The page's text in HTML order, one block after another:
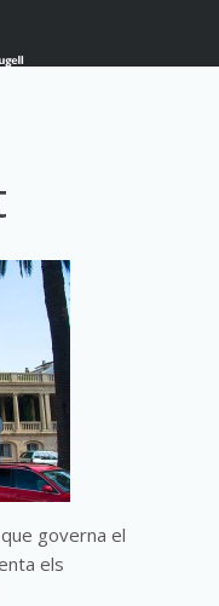
governa el
els